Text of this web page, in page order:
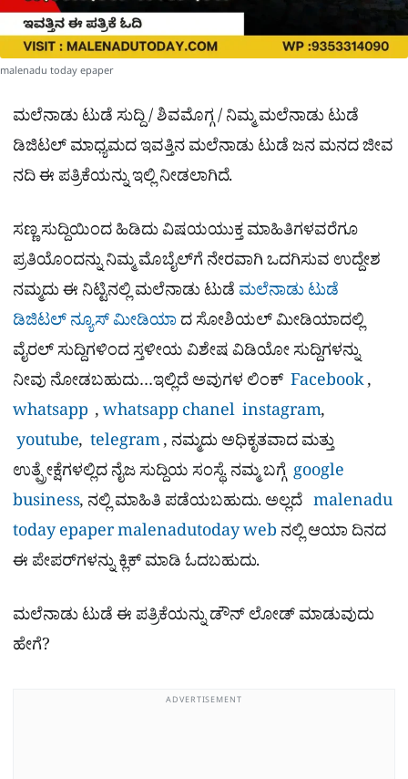
malenadu today epaper
ಮಲೆನಾಡು ಟುಡೆ ಸುದ್ದಿ / ಶಿವಮೊಗ್ಗ / ನಿಮ್ಮ ಮಲೆನಾಡು ಟುಡೆ
ಡಿಜಿಟಲ್ ಮಾಧ್ಯಮದ ಇವತ್ತಿನ ಮಲೆನಾಡು ಟುಡೆ ಜನ ಮನದ ಜೀವ
ನದಿ ಈ ಪತ್ರಿಕೆಯನ್ನು ಇಲ್ಲಿ ನೀಡಲಾಗಿದೆ.
ಸಣ್ಣ ಸುದ್ದಿಯಿಂದ ಹಿಡಿದು ವಿಷಯಯುಕ್ತ ಮಾಹಿತಿಗಳವರೆಗೂ
ಪ್ರತಿಯೊಂದನ್ನು ನಿಮ್ಮ ಮೊಬೈಲ್​ಗೆ ನೇರವಾಗಿ ಒದಗಿಸುವ ಉದ್ದೇಶ
ನಮ್ಮದು ಈ ನಿಟ್ಟಿನಲ್ಲಿ ಮಲೆನಾಡು ಟುಡೆ ಮಲೆನಾಡು ಟುಡೆ
ಡಿಜಿಟಲ್ ನ್ಯೂಸ್ ಮೀಡಿಯಾ ದ ಸೋಶಿಯಲ್​ ಮೀಡಿಯಾದಲ್ಲಿ
ವೈರಲ್​ ಸುದ್ದಿಗಳಿಂದ ಸ್ತಳೀಯ ವಿಶೇಷ ವಿಡಿಯೋ ಸುದ್ದಿಗಳನ್ನು
ನೀವು ನೋಡಬಹುದು…ಇಲ್ಲಿದೆ ಅವುಗಳ ಲಿಂಕ್ Facebook,
whatsapp ,whatsapp chanel instagram,
youtube, telegram, ನಮ್ಮದು ಅಧಿಕೃತವಾದ ಮತ್ತು
ಉತ್ಪ್ರೇಕ್ಷೆಗಳಲ್ಲಿದ ನೈಜ ಸುದ್ದಿಯ ಸಂಸ್ಥೆ. ನಮ್ಮ ಬಗ್ಗೆ google
business, ನಲ್ಲಿ ಮಾಹಿತಿ ಪಡೆಯಬಹುದು. ಅಲ್ಲದೆ malenadu
today epapermalenadutoday web ನಲ್ಲಿ ಆಯಾ ದಿನದ
ಈ ಪೇಪರ್​ಗಳನ್ನು ಕ್ಲಿಕ್ ಮಾಡಿ ಓದಬಹುದು.
ಮಲೆನಾಡು ಟುಡೆ ಈ ಪತ್ರಿಕೆಯನ್ನು ಡೌನ್​ ಲೋಡ್ ಮಾಡುವುದು
ಹೇಗೆ?
ADVERTISEMENT